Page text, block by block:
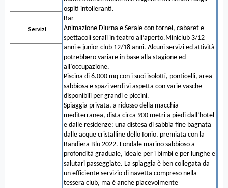
Servizi
ospiti intolleranti.
Bar
Animazione Diurna e Serale con tornei, cabaret e
spettacoli serali in teatro all’aperto.Miniclub 3/12
anni e junior club 12/18 anni. Alcuni servizi ed attività
potrebbero variare in base alla stagione ed
all’occupazione.
Piscina di 6.000 mq con i suoi isolotti, ponticelli, area
sabbiosa e spazi verdi vi aspetta con varie vasche
disponibili per grandi e piccini.
Spiaggia privata, a ridosso della macchia
mediterranea, dista circa 900 metri a piedi dall’hotel
e dalle residenze: una distesa di sabbia fine bagnata
dalle acque cristalline dello Ionio, premiata con la
Bandiera Blu 2022. Fondale marino sabbioso a
profondità graduale, ideale per i bimbi e per lunghe e
salutari passeggiate. La spiaggia è ben collegata da
un efficiente servizio di navetta compreso nella
tessera club, ma è anche piacevolmente